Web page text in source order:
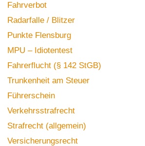
Fahrverbot
Radarfalle / Blitzer
Punkte Flensburg
MPU – Idiotentest
Fahrerflucht (§ 142 StGB)
Trunkenheit am Steuer
Führerschein
Verkehrsstrafrecht
Strafrecht (allgemein)
Versicherungsrecht